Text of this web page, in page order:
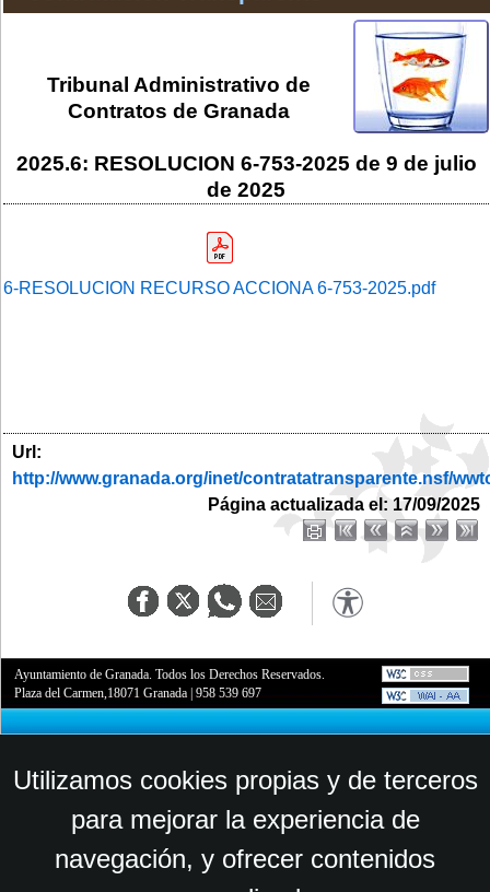
Tribunal Administrativo de
Contratos de Granada
2025.6: RESOLUCION 6-753-2025 de 9 de julio
de 2025
6-RESOLUCION RECURSO ACCIONA 6-753-2025.pdf
Url:
http://www.granada.org/inet/contratatransparente.nsf/
Página actualizada el: 17/09/2025
Ayuntamiento de Granada. Todos los Derechos Reservados.
Plaza del Carmen,18071 Granada |958 539 697
Utilizamos cookies propias y de terceros
para mejorar la experiencia de
navegación, y ofrecer contenidos